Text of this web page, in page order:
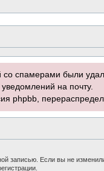
со спамерами были
на почту.
phpbb,
записью. Если вы не